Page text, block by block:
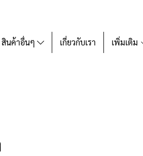
สินค้าอื่นๆ เกี่ยวกับเรา เพิ่มเติม